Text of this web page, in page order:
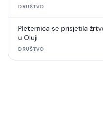
DRUŠTVO
Pleternica se prisjetila
u Oluji
DRUŠTVO